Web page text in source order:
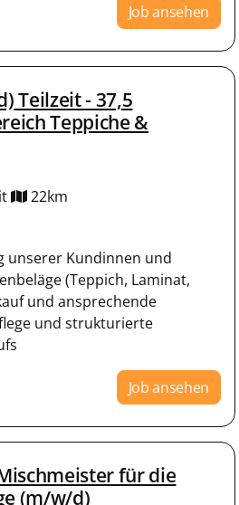
Job ansehen
Teilzeit - 37,5
Teppiche &
22km
unserer Kundinnen und
(Teppich, Laminat,
und ansprechende
und strukturierte
Job ansehen
für die
(m/w/d)